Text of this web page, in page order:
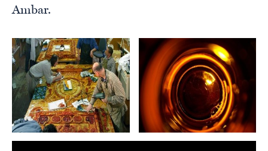
Ambar.